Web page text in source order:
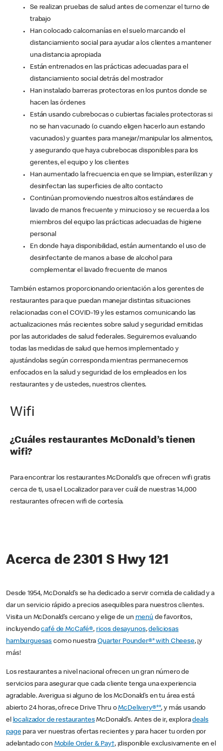
Se realizan pruebas de salud antes de comenzar el turno de
trabajo
Han colocado calcomanías en el suelo marcando el
distanciamiento social para ayudar a los clientes a mantener
una distancia apropiada
Están entrenados en las prácticas adecuadas para el
distanciamiento social detrás del mostrador
Han instalado barreras protectoras en los puntos donde se
hacen las órdenes
Están usando cubrebocas o cubiertas faciales protectoras si
no se han vacunado (o cuando eligen hacerlo aun estando
vacunados) y guantes para manejar/manipular los alimentos,
y asegurando que haya cubrebocas disponibles para los
gerentes, el equipo y los clientes
Han aumentado la frecuencia en que se limpian, esterilizan y
desinfectan las superficies de alto contacto
Continúan promoviendo nuestros altos estándares de
lavado de manos frecuente y minucioso y se recuerda a los
miembros del equipo las prácticas adecuadas de higiene
personal
En donde haya disponibilidad, están aumentando el uso de
desinfectante de manos a base de alcohol para
complementar el lavado frecuente de manos
También estamos proporcionando orientación a los gerentes de
restaurantes para que puedan manejar distintas situaciones
relacionadas con el COVID-19 y les estamos comunicando las
actualizaciones más recientes sobre salud y seguridad emitidas
por las autoridades de salud federales. Seguiremos evaluando
todas las medidas de salud que hemos implementado y
ajustándolas según corresponda mientras permanecemos
enfocados en la salud y seguridad de los empleados en los
restaurantes y de ustedes, nuestros clientes.
Wifi
¿Cuáles restaurantes McDonald’s tienen
wifi?
Para encontrar los restaurantes McDonald’s que ofrecen wifi gratis
cerca de ti, usa el Localizador para ver cuál de nuestras 14,000
restaurantes ofrecen wifi de cortesía.
Acerca de 2301 S Hwy 121
Desde 1954, McDonald’s se ha dedicado a servir comida de calidad y a
dar un servicio rápido a precios asequibles para nuestros clientes.
Visita un McDonald’s cercano y elige de un menú de favoritos,
incluyendocafé de McCafé®, ricos desayunos,deliciosas
hamburguesas como nuestraQuarter Pounder®* with Cheese, ¡y
más!
Los restaurantes a nivel nacional ofrecen un gran número de
servicios para asegurar que cada cliente tenga una experiencia
agradable. Averigua si alguno de los McDonald’s en tu área está
abierto 24 horas, ofrece Drive Thru oMcDelivery®**, y más usando
el localizador de restaurantesMcDonald’s. Antes de ir, exploradeals
pagepara ver nuestras ofertas recientes y para hacer tu orden por
adelantado con Mobile Order & Pay†, ¡disponible exclusivamente en el